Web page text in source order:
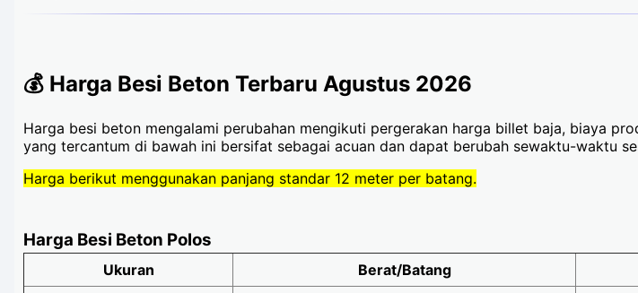
💰 Harga Besi Beton Terbaru Agustus 2026
Harga besi beton mengalami perubahan mengikuti pergerakan harga billet baja, biaya
yang tercantum di bawah ini bersifat sebagai acuan dan dapat berubah sewaktu-waktu
Harga berikut menggunakan panjang standar 12 meter per batang.
Harga Besi Beton Polos
Ukuran Berat/Batang